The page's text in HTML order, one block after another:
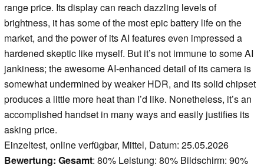
range price. Its display can reach dazzling levels of
brightness, it has some of the most epic battery life on the
market, and the power of its AI features even impressed a
hardened skeptic like myself. But it’s not immune to some AI
jankiness; the awesome AI-enhanced detail of its camera is
somewhat undermined by weaker HDR, and its solid chipset
produces a little more heat than I’d like. Nonetheless, it’s an
accomplished handset in many ways and easily justifies its
asking price.
Einzeltest, online verfügbar, Mittel, Datum: 25.05.2026
Bewertung: Gesamt: 80% Leistung: 80% Bildschirm: 90%